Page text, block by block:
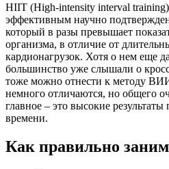
HIIT (High-intensity interval
эффективным научно
который в разы превышает
организма, в отличие от
кардионагрузок. Хотя о нем еще
большинство уже слышали о
тоже можно отнести к методу
немного отличаются, но общего
главное – это высокие
времени.
Как правильно